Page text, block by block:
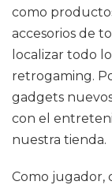
como
accesorios de
localizar todo
retrogaming.
gadgets
con el
nuestra tienda.
Como jugador,